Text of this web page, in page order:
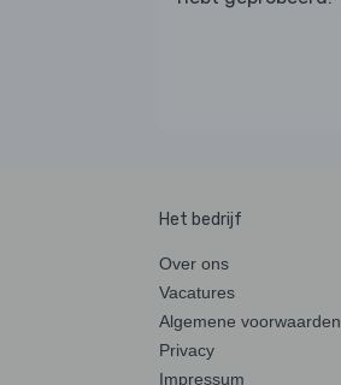
Het bedrijf
Over ons
Vacatures
Algemene voorwaarden
Privacy
Impressum